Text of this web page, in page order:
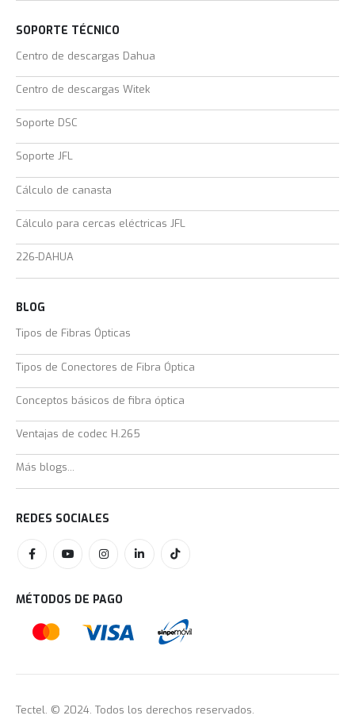
SOPORTE TÉCNICO
Centro de descargas Dahua
Centro de descargas Witek
Soporte DSC
Soporte JFL
Cálculo de canasta
Cálculo para cercas eléctricas JFL
226-DAHUA
BLOG
Tipos de Fibras Ópticas
Tipos de Conectores de Fibra Óptica
Conceptos básicos de fibra óptica
Ventajas de codec H.265
Más blogs...
REDES SOCIALES
MÉTODOS DE PAGO
Tectel. © 2024. Todos los derechos reservados.